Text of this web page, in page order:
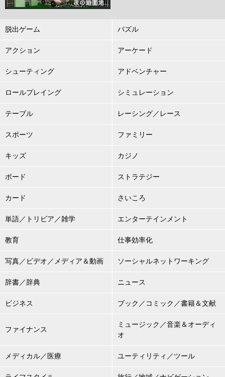
脱出ゲーム パズル
アクション アーケード
シューティング アドベンチャー
ロールプレイング シミュレーション
テーブル レーシング／レース
スポーツ ファミリー
キッズ カジノ
ボード ストラテジー
カード さいころ
単語／トリビア／雑学 エンターテインメント
教育 仕事効率化
写真／ビデオ／メディア＆動画 ソーシャルネットワーキング
辞書／辞典 ニュース
ビジネス ブック／コミック／書籍＆文献
ファイナンス
ミュージック／音楽＆オーディ
オ
メディカル／医療 ユーティリティ／ツール